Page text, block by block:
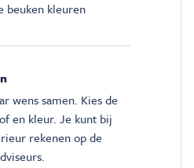
beuken kleuren
wens samen. Kies de
en kleur. Je kunt bij
rekenen op de